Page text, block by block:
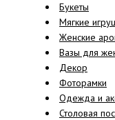
Букеты
Мягкие
Женские
Вазы для
Декор
Фоторамки
Одежда и
Столовая